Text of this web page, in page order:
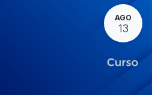
AGO
13